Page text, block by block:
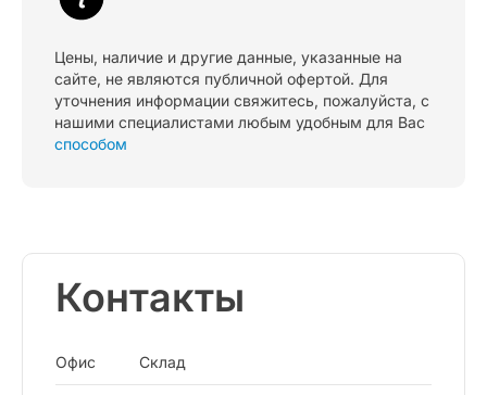
Цены, наличие и другие данные, указанные на
сайте, не являются публичной офертой. Для
уточнения информации свяжитесь, пожалуйста, с
нашими специалистами любым удобным для Вас
способом
Контакты
Офис Склад